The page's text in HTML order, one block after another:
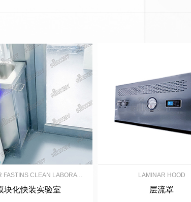
MODULAR FASTINS CLEAN LABORATORY
块化快装实验室
LAMINAR HOOD
层流罩